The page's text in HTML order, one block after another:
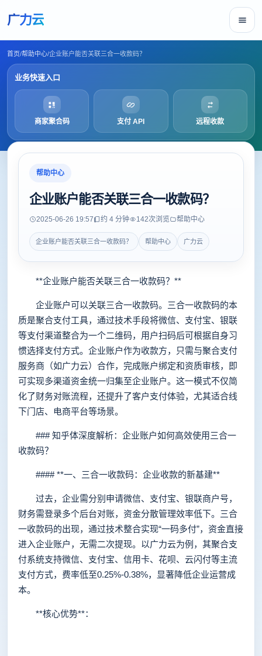
广力云
首页/帮助中心/企业账户能否关联三合一收款码？
业务快速入口
商家聚合码 支付 API 远程收款
帮助中心
企业账户能否关联三合一收款码？
2025-06-26 19:57 约 4 分钟 142次浏览 帮助中心
企业账户能否关联三合一收款码？ 帮助中心 广力云
**企业账户能否关联三合一收款码？**
企业账户可以关联三合一收款码。三合一收款码的本
质是聚合支付工具，通过技术手段将微信、支付宝、银联
等支付渠道整合为一个二维码，用户扫码后可根据自身习
惯选择支付方式。企业账户作为收款方，只需与聚合支付
服务商（如广力云）合作，完成账户绑定和资质审核，即
可实现多渠道资金统一归集至企业账户。这一模式不仅简
化了财务对账流程，还提升了客户支付体验，尤其适合线
下门店、电商平台等场景。
### 知乎体深度解析：企业账户如何高效使用三合一
收款码？
#### **一、三合一收款码：企业收款的新基建**
过去，企业需分别申请微信、支付宝、银联商户号，
财务需登录多个后台对账，资金分散管理效率低下。三合
一收款码的出现，通过技术整合实现“一码多付”，资金直接
进入企业账户，无需二次提现。以广力云为例，其聚合支
付系统支持微信、支付宝、信用卡、花呗、云闪付等主流
支付方式，费率低至0.25%-0.38%，显著降低企业运营成
本。
**核心优势**：